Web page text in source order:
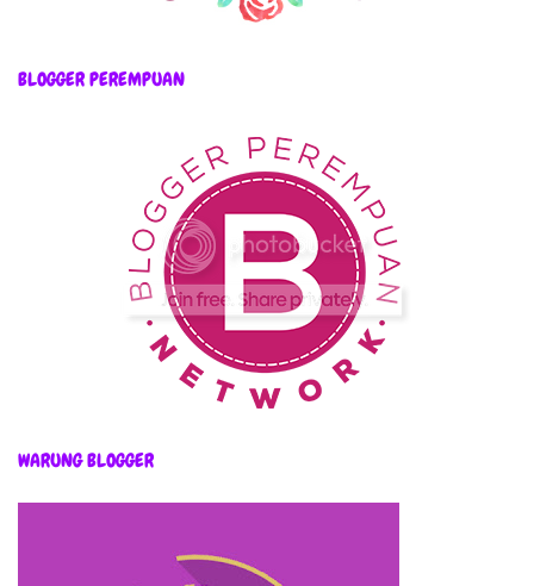
BLOGGER PEREMPUAN
WARUNG BLOGGER